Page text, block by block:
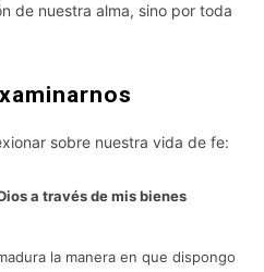
de nuestra alma, sino por toda
sobre nuestra vida de fe:
a través de mis bienes
la manera en que dispongo